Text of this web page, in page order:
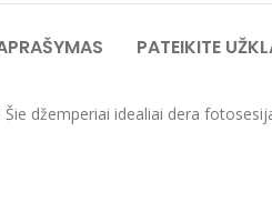
PATEIKITE
džemperiai idealiai dera